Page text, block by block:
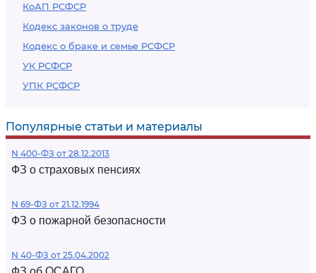
КоАП РСФСР
Кодекс законов о труде
Кодекс о браке и семье РСФСР
УК РСФСР
УПК РСФСР
Популярные статьи и материалы
N 400-ФЗ от 28.12.2013
ФЗ о страховых пенсиях
N 69-ФЗ от 21.12.1994
ФЗ о пожарной безопасности
N 40-ФЗ от 25.04.2002